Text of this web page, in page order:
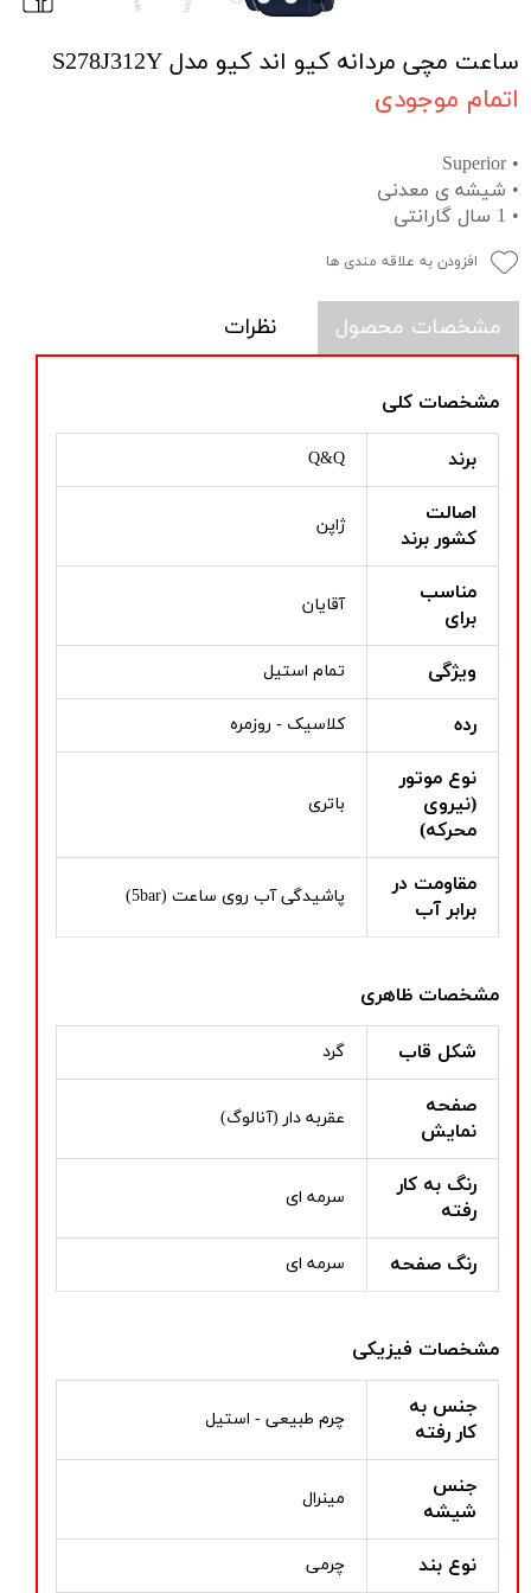
ساعت مچی مردانه کیو اند کیو مدل S278J312Y
اتمام موجودی
• Superior
• شیشه ی معدنی
• 1 سال گارانتی
افزودن به علاقه مندی ها
مشخصات محصول نظرات
مشخصات کلی
برند Q&Q
اصالت
کشور برند
ژاپن
مناسب
برای
آقایان
ویژگی تمام استیل
رده کلاسیک - روزمره
نوع موتور
(نیروی
محرکه)
باتری
مقاومت در
برابر آب
پاشیدگی آب روی ساعت (5bar)
مشخصات ظاهری
شکل قاب گرد
صفحه
نمایش
عقربه دار (آنالوگ)
رنگ به کار
رفته
سرمه ای
رنگ صفحه سرمه ای
مشخصات فیزیکی
جنس به
کار رفته
چرم طبیعی - استیل
جنس
شیشه
مینرال
نوع بند چرمی